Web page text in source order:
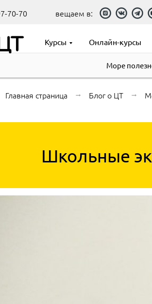
70-70 вещаем в:
Курсы Онлайн-курсы
Море
Главная страница → Блог о ЦТ →
Школьные